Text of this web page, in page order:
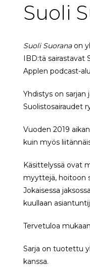
Suoli
Suoli Suoranaon
IBD:tä sairastavat
Applen podcast-
Yhdistys on
Suolistosairaudet
Vuoden 2019
kuin myös
Käsittelyssä ovat
myyttejä, hoitoon
Jokaisessa
kuullaan
Tervetuloa
Sarja on tuotettu
kanssa.